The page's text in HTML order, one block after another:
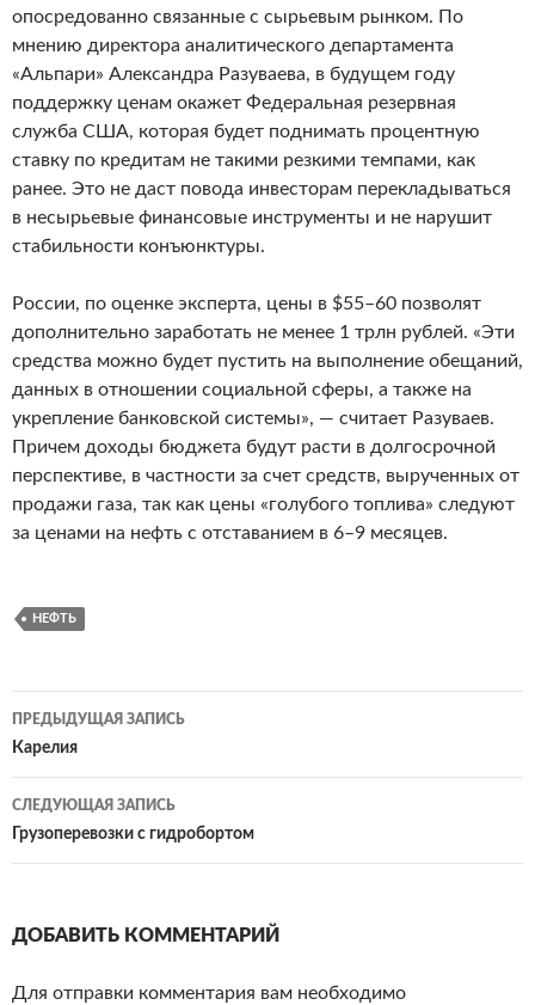
опосредованно связанные с сырьевым рынком. По
мнению директора аналитического департамента
«Альпари» Александра Разуваева, в будущем году
поддержку ценам окажет Федеральная резервная
служба США, которая будет поднимать процентную
ставку по кредитам не такими резкими темпами, как
ранее. Это не даст повода инвесторам перекладываться
в несырьевые финансовые инструменты и не нарушит
стабильности конъюнктуры.
России, по оценке эксперта, цены в $55–60 позволят
дополнительно заработать не менее 1 трлн рублей. «Эти
средства можно будет пустить на выполнение обещаний,
данных в отношении социальной сферы, а также на
укрепление банковской системы», — считает Разуваев.
Причем доходы бюджета будут расти в долгосрочной
перспективе, в частности за счет средств, вырученных от
продажи газа, так как цены «голубого топлива» следуют
за ценами на нефть с отставанием в 6–9 месяцев.
НЕФТЬ
Навигация
по
записям
ПРЕДЫДУЩАЯ ЗАПИСЬ
Карелия
СЛЕДУЮЩАЯ ЗАПИСЬ
Грузоперевозки с гидробортом
ДОБАВИТЬ КОММЕНТАРИЙ
Для отправки комментария вам необходимо